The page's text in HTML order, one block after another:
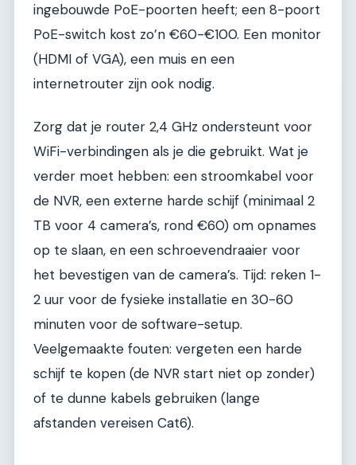
ingebouwde PoE-poorten heeft; een 8-poort
PoE-switch kost zo’n €60-€100. Een monitor
(HDMI of VGA), een muis en een
internetrouter zijn ook nodig.
Zorg dat je router 2,4 GHz ondersteunt voor
WiFi-verbindingen als je die gebruikt. Wat je
verder moet hebben: een stroomkabel voor
de NVR, een externe harde schijf (minimaal 2
TB voor 4 camera’s, rond €60) om opnames
op te slaan, en een schroevendraaier voor
het bevestigen van de camera’s. Tijd: reken 1-
2 uur voor de fysieke installatie en 30-60
minuten voor de software-setup.
Veelgemaakte fouten: vergeten een harde
schijf te kopen (de NVR start niet op zonder)
of te dunne kabels gebruiken (lange
afstanden vereisen Cat6).